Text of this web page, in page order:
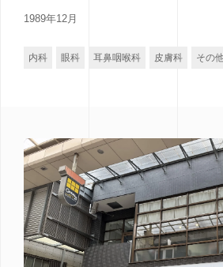
1989年12月
内科 眼科 耳鼻咽喉科 皮膚科 その